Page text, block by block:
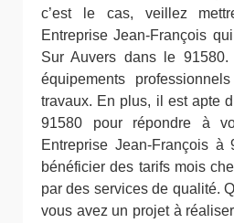
c’est le cas, veillez
Entreprise Jean-François
Sur Auvers dans le
équipements
travaux. En plus, il est apte
91580 pour répondre à
Entreprise Jean-François à
bénéficier des tarifs mois
par des services de qualité.
vous avez un projet à